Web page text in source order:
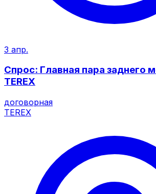
3 апр.
Спрос: Главная пара заднего
TEREX
договорная
TEREX